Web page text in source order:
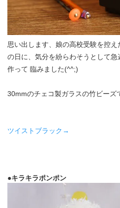
思い出します、娘の高校受験を控
の日に、気分を紛らわそうとして急
作って 臨みました(^^;)
30mmのチェコ製ガラスの竹ビーズ
ツイストブラック→
●キラキラポンポン